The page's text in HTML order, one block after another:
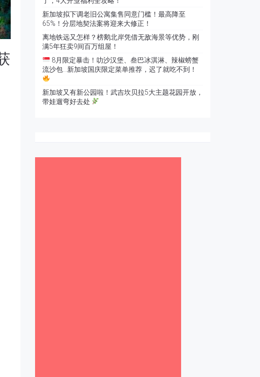
新加坡拟下调老旧公寓集售同意门槛！最高降至
65%！分层地契法案将迎来大修正！
离地铁远又怎样？榜鹅北岸凭借无敌海景等优势，刚
满5年狂卖9间百万组屋！
8月限定暴击！叻沙汉堡、叁巴冰淇淋、辣椒螃蟹
流沙包…新加坡国庆限定菜单推荐，迟了就吃不到！
新加坡又有新公园啦！武吉坎贝拉5大主题花园开放，
带娃遛弯好去处